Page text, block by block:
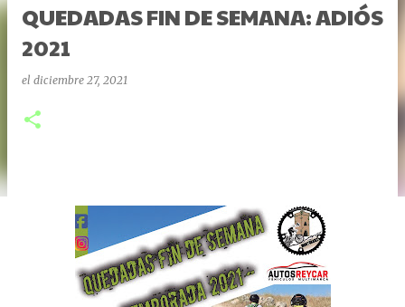
QUEDADAS FIN DE SEMANA: ADIÓS
2021
el diciembre 27, 2021